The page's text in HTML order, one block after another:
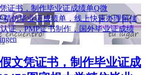
文凭证书，制作毕业证成